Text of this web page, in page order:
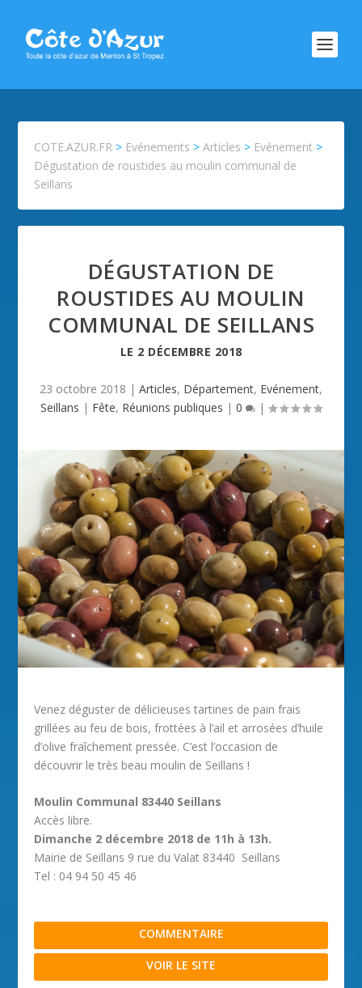
COTE.AZUR.FR > Evénements >Articles > Evénement >
Dégustation de roustides au moulin communal de
Seillans
DÉGUSTATION DE
ROUSTIDES AU MOULIN
COMMUNAL DE SEILLANS
LE 2 DÉCEMBRE 2018
23 octobre 2018 | Articles, Département, Evénement,
Seillans | Fête, Réunions publiques | 0 |
Venez déguster de délicieuses tartines de pain frais
grillées au feu de bois, frottées à l’ail et arrosées d’huile
d’olive fraîchement pressée. C’est l’occasion de
découvrir le très beau moulin de Seillans !
Moulin Communal 83440 Seillans
Accès libre.
Dimanche 2 décembre 2018 de 11h à 13h.
Mairie de Seillans 9 rue du Valat 83440 Seillans
Tel : 04 94 50 45 46
COMMENTAIRE
VOIR LE SITE